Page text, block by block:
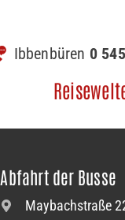
Ibbenbüren 0
Abfahrt der Busse
Maybachstraße